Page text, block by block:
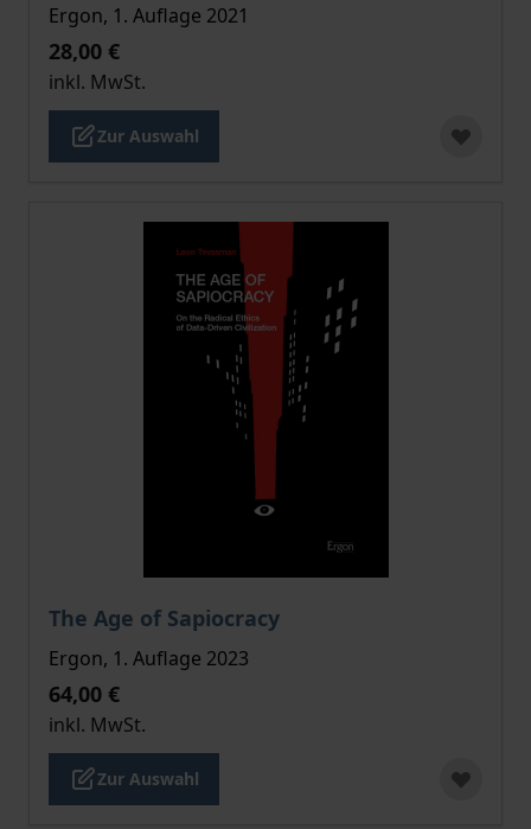
Ergon, 1. Auflage 2021
28,00 €
inkl. MwSt.
Zur Auswahl
The Age of Sapiocracy
Der Preis dieses Titels richtet sich nach der
Ergon, 1. Auflage 2023
64,00 €
inkl. MwSt.
Zur Auswahl